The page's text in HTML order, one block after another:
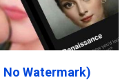
No Watermark)